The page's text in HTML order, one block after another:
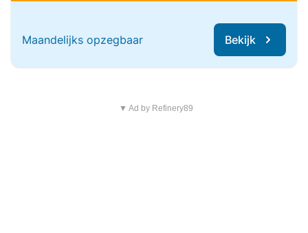
Maandelijks opzegbaar Bekijk
▼ Ad by Refinery89